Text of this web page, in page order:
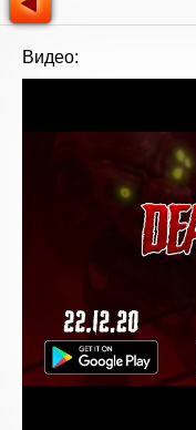
Видео: